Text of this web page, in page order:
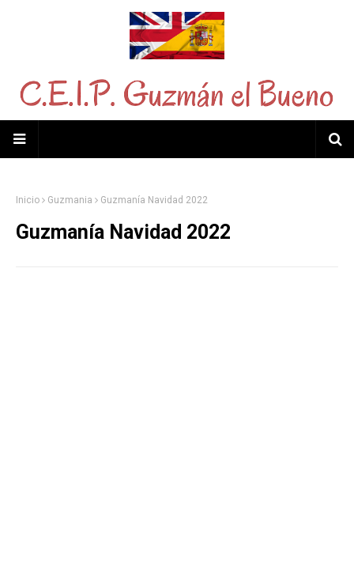
Inicio Guzmania Guzmanía Navidad 2022
Guzmanía Navidad 2022